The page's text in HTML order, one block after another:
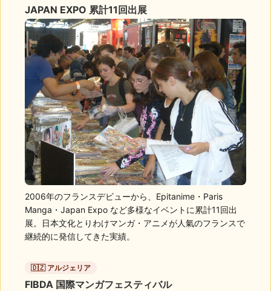
JAPAN EXPO 累計11回出展
2006年のフランスデビューから、Epitanime・Paris
Manga・Japan Expo など多様なイベントに累計11回出
展。日本文化とりわけマンガ・アニメが人氣のフランスで
継続的に発信してきた実績。
🇩🇿 アルジェリア
FIBDA 国際マンガフェスティバル